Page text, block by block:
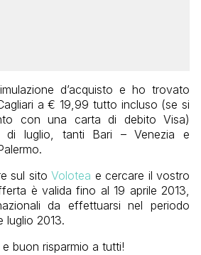
d’acquisto e ho trovato
a € 19,99 tutto incluso (se si
con una carta di debito Visa)
di luglio, tanti Bari – Venezia e
sul sito Volotea e cercare il vostro
è valida fino al 19 aprile 2013,
da effettuarsi nel periodo
luglio 2013.
buon risparmio a tutti!